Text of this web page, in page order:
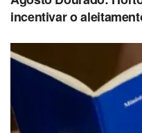
incentivar o